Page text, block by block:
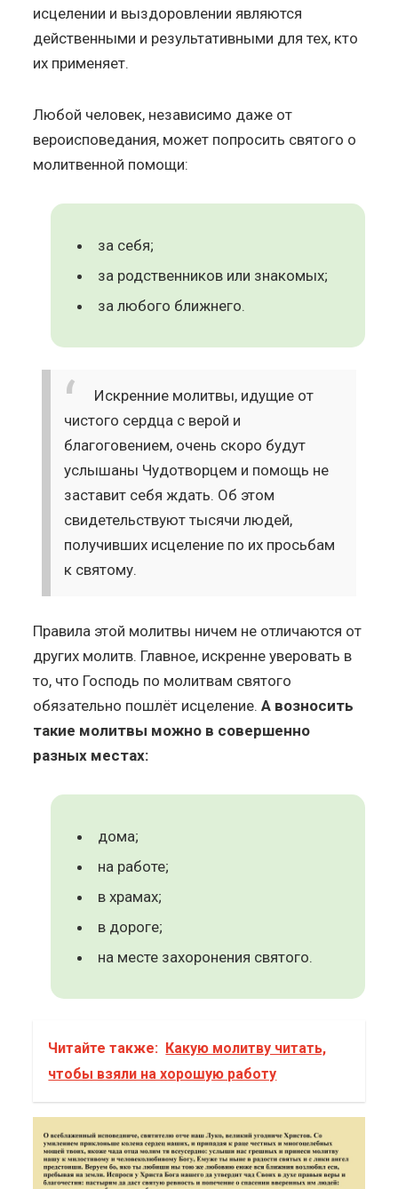
исцелении и выздоровлении являются
действенными и результативными для тех, кто
их применяет.
Любой человек, независимо даже от
вероисповедания, может попросить святого о
молитвенной помощи:
за себя;
за родственников или знакомых;
за любого ближнего.
Искренние молитвы, идущие от
чистого сердца с верой и
благоговением, очень скоро будут
услышаны Чудотворцем и помощь не
заставит себя ждать. Об этом
свидетельствуют тысячи людей,
получивших исцеление по их просьбам
к святому.
Правила этой молитвы ничем не отличаются от
других молитв. Главное, искренне уверовать в
то, что Господь по молитвам святого
обязательно пошлёт исцеление.А возносить
такие молитвы можно в совершенно
разных местах:
дома;
на работе;
в храмах;
в дороге;
на месте захоронения святого.
Читайте также: Какую молитву читать,
чтобы взяли на хорошую работу